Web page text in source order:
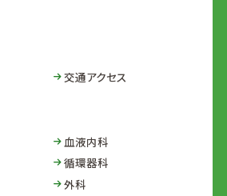
交通アクセス
血液内科
循環器科
外科